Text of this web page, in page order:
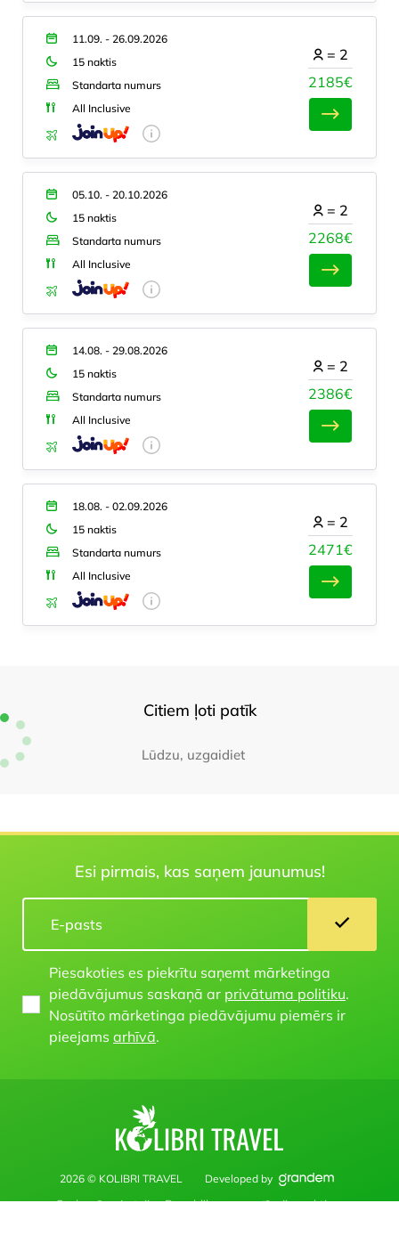
11.09. - 26.09.2026
15 naktis
Standarta numurs
All Inclusive
2185€
= 2
05.10. - 20.10.2026
15 naktis
Standarta numurs
All Inclusive
2268€
= 2
14.08. - 29.08.2026
15 naktis
Standarta numurs
All Inclusive
2386€
= 2
18.08. - 02.09.2026
15 naktis
Standarta numurs
All Inclusive
2471€
= 2
Citiem ļoti patīk
Lūdzu, uzgaidiet
Esi pirmais, kas saņem jaunumus!
Piesakoties es piekrītu saņemt mārketinga
piedāvājumus saskaņā ar privātuma politiku.
Nosūtīto mārketinga piedāvājumu piemērs ir
pieejams arhīvā.
2026 © KOLIBRI TRAVEL Developed by
Saskaņā ar Latvijas Republikas normatīvajiem aktiem